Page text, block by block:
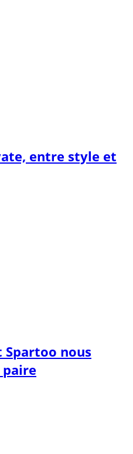
entre style et
Spartoo nous